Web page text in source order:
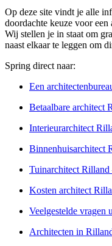
Op deze site vindt je alle
doordachte keuze voor
Wij stellen je in staat om
naast elkaar te leggen om
Spring direct naar:
Een
Betaalbare architect
Interieurarchitect
Binnenhuisarchitect
Tuinarchitect Rilland
Kosten architect
Veelgestelde vragen
Architecten in